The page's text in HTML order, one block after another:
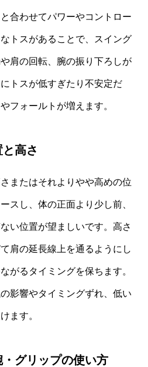
合わせてパワーやコントロー
トスがあることで、スイング
肩の回転、腕の振り下ろしが
トスが低すぎたり不安定だ
フォールトが増えます。
高さ
またはそれよりやや高めの位
スし、体の正面より少し前、
い位置が望ましいです。高さ
肩の延長線上を通るようにし
がるタイミングを保ちます。
影響やタイミングずれ、低い
ます。
・グリップの使い方